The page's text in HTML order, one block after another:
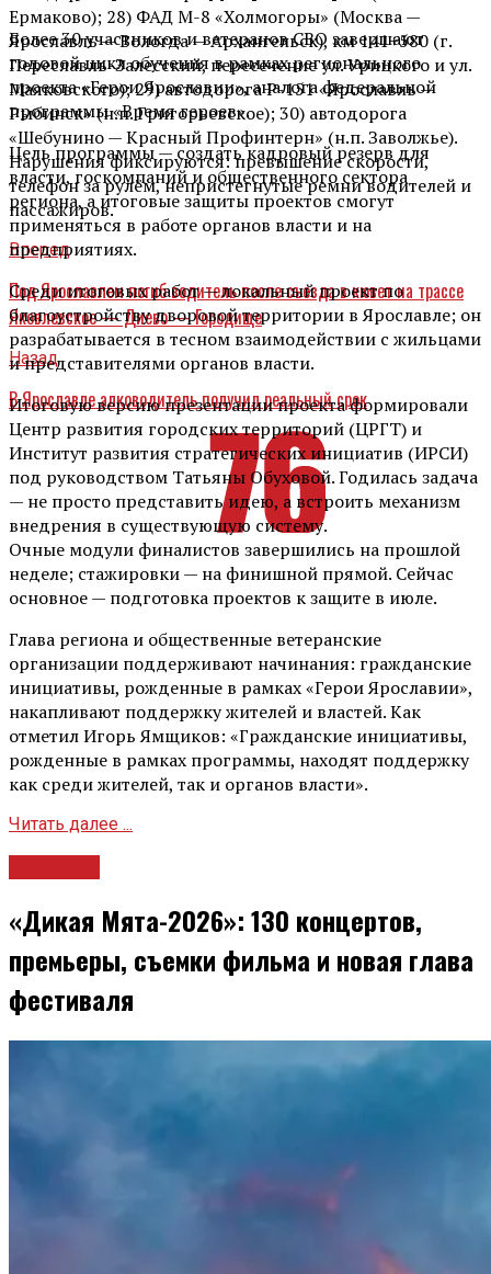
Ермаково); 28) ФАД М-8 «Холмогоры» (Москва —
Ярославль — Вологда — Архангельск), км 141+580 (г.
Переславль-Залесский, пересечение ул. Урицкого и ул.
Маяковского); 29) автодорога Р-151 «Ярославль —
Рыбинск» (н.п. Григорьевское); 30) автодорога
«Шебунино — Красный Профинтерн» (н.п. Заволжье).
Нарушения фиксируются: превышение скорости,
телефон за рулём, непристегнутые ремни водителей и
пассажиров.
Вперед
Под Ярославлем погиб водитель после съезда в кювет на трассе
Яковлевское — Диево — Городище
Назад
В Ярославле алководитель получил реальный срок
Более 30 участников и ветеранов СВО завершают
годовой цикл обучения в рамках регионального
проекта «Герои Ярославии», аналога федеральной
программы «Время героев».
Цель программы — создать кадровый резерв для
власти, госкомпаний и общественного сектора
региона, а итоговые защиты проектов смогут
применяться в работе органов власти и на
предприятиях.
Среди итоговых работ — локальный проект по
благоустройству дворовой территории в Ярославле; он
разрабатывается в тесном взаимодействии с жильцами
и представителями органов власти.
Итоговую версию презентации проекта формировали
Центр развития городских территорий (ЦРГТ) и
Институт развития стратегических инициатив (ИРСИ)
под руководством Татьяны Обуховой. Годилась задача
— не просто представить идею, а встроить механизм
внедрения в существующую систему.
Очные модули финалистов завершились на прошлой
неделе; стажировки — на финишной прямой. Сейчас
основное — подготовка проектов к защите в июле.
Глава региона и общественные ветеранские
организации поддерживают начинания: гражданские
инициативы, рожденные в рамках «Герои Ярославии»,
накапливают поддержку жителей и властей. Как
отметил Игорь Ямщиков: «Гражданские инициативы,
рожденные в рамках программы, находят поддержку
как среди жителей, так и органов власти».
Читать далее ...
«Дикая Мята-2026»: 130 концертов,
премьеры, съемки фильма и новая глава
фестиваля